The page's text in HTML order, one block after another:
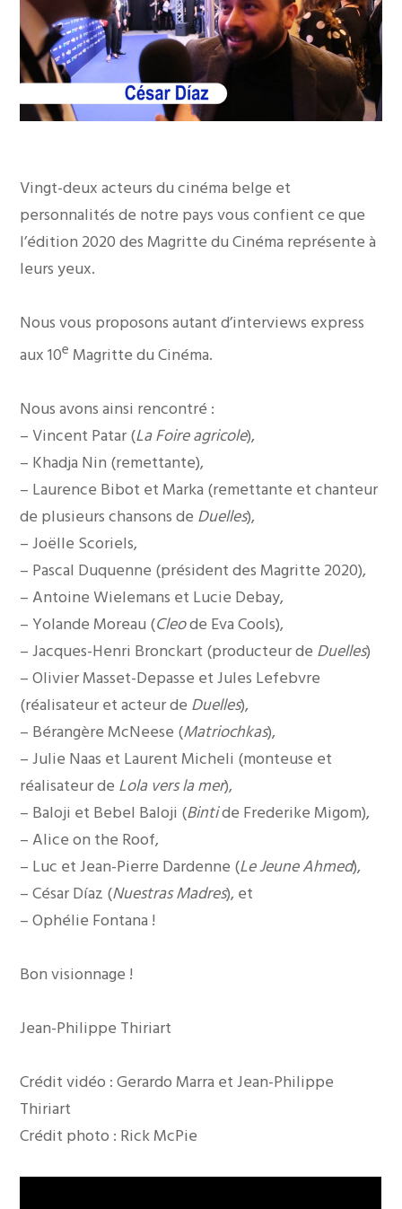
Vingt-deux acteurs du cinéma belge et
personnalités de notre pays vous confient ce que
l’édition 2020 des Magritte du Cinéma représente à
leurs yeux.
Nous vous proposons autant d’interviews express
aux 10e Magritte du Cinéma.
Nous avons ainsi rencontré :
– Vincent Patar (La Foire agricole),
– Khadja Nin (remettante),
– Laurence Bibot et Marka (remettante et chanteur
de plusieurs chansons de Duelles),
– Joëlle Scoriels,
– Pascal Duquenne (président des Magritte 2020),
– Antoine Wielemans et Lucie Debay,
– Yolande Moreau (Cleode Eva Cools),
– Jacques-Henri Bronckart (producteur de Duelles)
– Olivier Masset-Depasse et Jules Lefebvre
(réalisateur et acteur de Duelles),
– Bérangère McNeese (Matriochkas),
– Julie Naas et Laurent Micheli (monteuse et
réalisateur de Lola vers la mer),
– Baloji et Bebel Baloji (Bintide Frederike Migom),
– Alice on the Roof,
– Luc et Jean-Pierre Dardenne (Le Jeune Ahmed),
– César Díaz (Nuestras Madres), et
– Ophélie Fontana !
Bon visionnage !
Jean-Philippe Thiriart
Crédit vidéo : Gerardo Marra et Jean-Philippe
Thiriart
Crédit photo : Rick McPie